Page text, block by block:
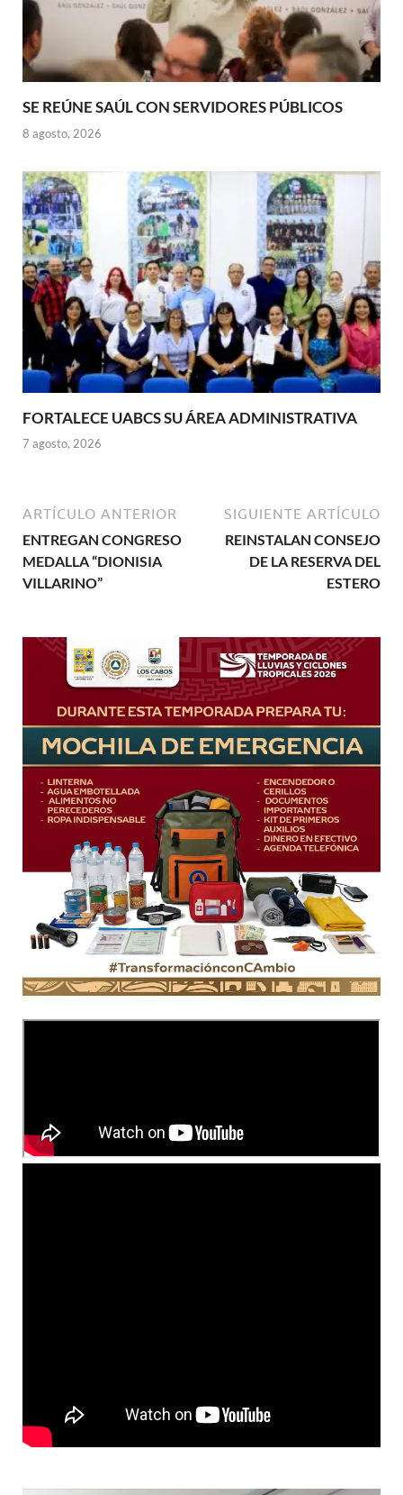
SE REÚNE SAÚL CON SERVIDORES PÚBLICOS
8 agosto, 2026
FORTALECE UABCS SU ÁREA ADMINISTRATIVA
7 agosto, 2026
ARTÍCULO ANTERIOR
ENTREGAN CONGRESO
MEDALLA “DIONISIA
VILLARINO”
SIGUIENTE ARTÍCULO
REINSTALAN CONSEJO
DE LA RESERVA DEL
ESTERO